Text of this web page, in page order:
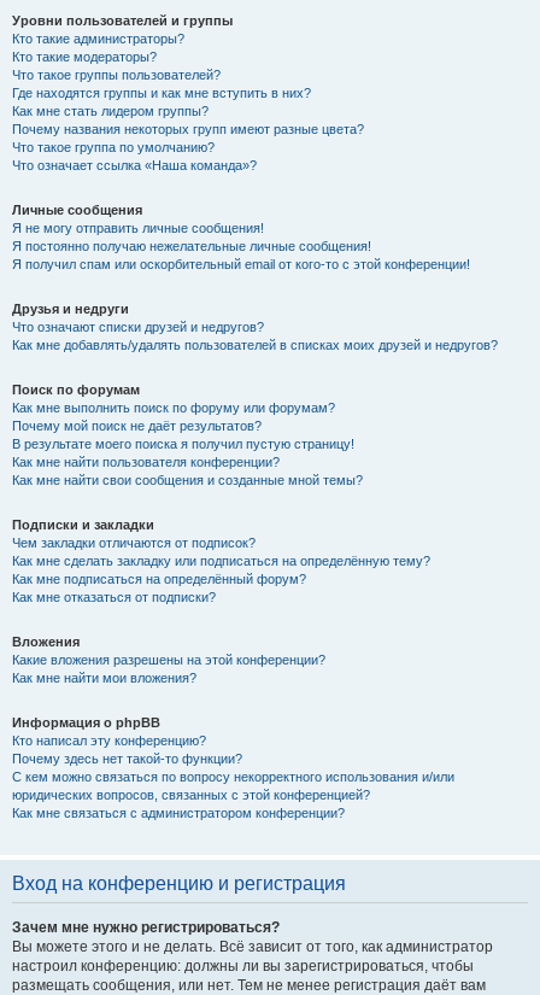
Уровни пользователей и группы
Кто такие администраторы?
Кто такие модераторы?
Что такое группы пользователей?
Где находятся группы и как мне вступить в них?
Как мне стать лидером группы?
Почему названия некоторых групп имеют разные цвета?
Что такое группа по умолчанию?
Что означает ссылка «Наша команда»?
Личные сообщения
Я не могу отправить личные сообщения!
Я постоянно получаю нежелательные личные сообщения!
Я получил спам или оскорбительный email от кого-то с этой конференции!
Друзья и недруги
Что означают списки друзей и недругов?
Как мне добавлять/удалять пользователей в списках моих друзей и недругов?
Поиск по форумам
Как мне выполнить поиск по форуму или форумам?
Почему мой поиск не даёт результатов?
В результате моего поиска я получил пустую страницу!
Как мне найти пользователя конференции?
Как мне найти свои сообщения и созданные мной темы?
Подписки и закладки
Чем закладки отличаются от подписок?
Как мне сделать закладку или подписаться на определённую тему?
Как мне подписаться на определённый форум?
Как мне отказаться от подписки?
Вложения
Какие вложения разрешены на этой конференции?
Как мне найти мои вложения?
Информация о phpBB
Кто написал эту конференцию?
Почему здесь нет такой-то функции?
С кем можно связаться по вопросу некорректного использования и/или
юридических вопросов, связанных с этой конференцией?
Как мне связаться с администратором конференции?
Вход на конференцию и регистрация
Зачем мне нужно регистрироваться?
Вы можете этого и не делать. Всё зависит от того, как администратор
настроил конференцию: должны ли вы зарегистрироваться, чтобы
размещать сообщения, или нет. Тем не менее регистрация даёт вам